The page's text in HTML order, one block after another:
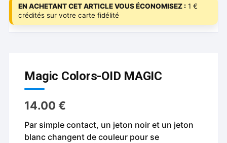
EN ACHETANT CET ARTICLE VOUS ÉCONOMISEZ : 1 €
crédités sur votre carte fidélité
Magic Colors-OID MAGIC
14.00€
Par simple contact, un jeton noir et un jeton
blanc changent de couleur pour se